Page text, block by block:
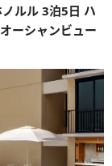
ルル 3泊5日 ハ
ーシャンビュー